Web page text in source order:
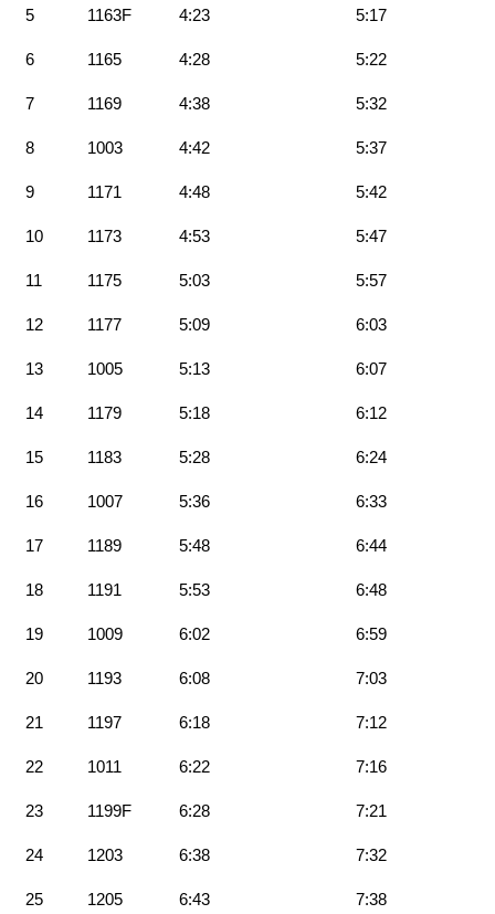
5 1163F 4:23 5:17
6 1165 4:28 5:22
7 1169 4:38 5:32
8 1003 4:42 5:37
9 1171 4:48 5:42
10 1173 4:53 5:47
11 1175 5:03 5:57
12 1177 5:09 6:03
13 1005 5:13 6:07
14 1179 5:18 6:12
15 1183 5:28 6:24
16 1007 5:36 6:33
17 1189 5:48 6:44
18 1191 5:53 6:48
19 1009 6:02 6:59
20 1193 6:08 7:03
21 1197 6:18 7:12
22 1011 6:22 7:16
23 1199F 6:28 7:21
24 1203 6:38 7:32
25 1205 6:43 7:38